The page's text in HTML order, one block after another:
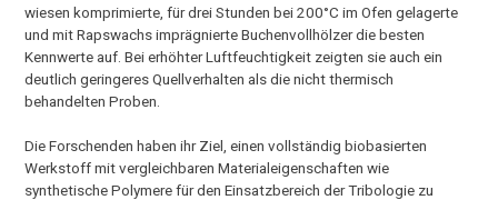
wiesen komprimierte, für drei Stunden bei 200°C im Ofen gelagerte
und mit Rapswachs imprägnierte Buchenvollhölzer die besten
Kennwerte auf. Bei erhöhter Luftfeuchtigkeit zeigten sie auch ein
deutlich geringeres Quellverhalten als die nicht thermisch
behandelten Proben.
Die Forschenden haben ihr Ziel, einen vollständig biobasierten
Werkstoff mit vergleichbaren Materialeigenschaften wie
synthetische Polymere für den Einsatzbereich der Tribologie zu